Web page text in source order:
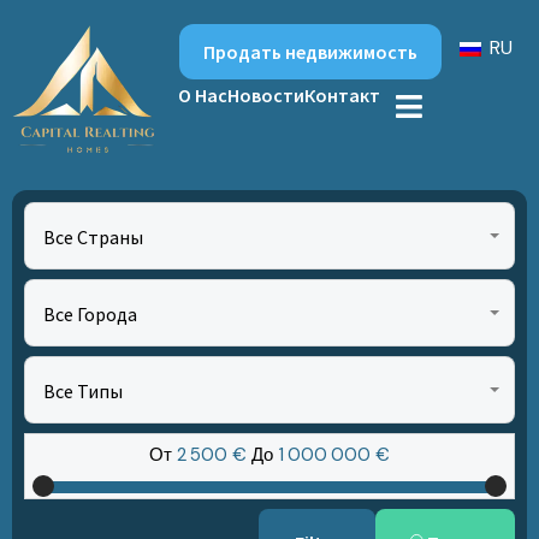
О НасНовостиКонтакт
Продать недвижимость RU
Все Страны
Все Города
Все Типы
От 2‎ 500 € До 1‎ 000‎ 000 €